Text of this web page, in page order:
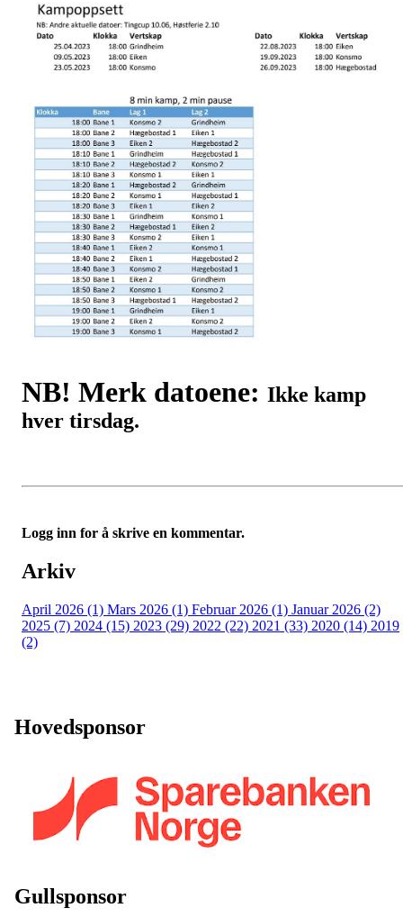
NB! Merk datoene: Ikke kamp
hver tirsdag.
Logg inn for å skrive en kommentar.
Arkiv
April 2026 (1) Mars 2026 (1) Februar 2026 (1) Januar 2026 (2)
2025 (7) 2024 (15) 2023 (29) 2022 (22) 2021 (33) 2020 (14) 2019
(2)
Hovedsponsor
Gullsponsor